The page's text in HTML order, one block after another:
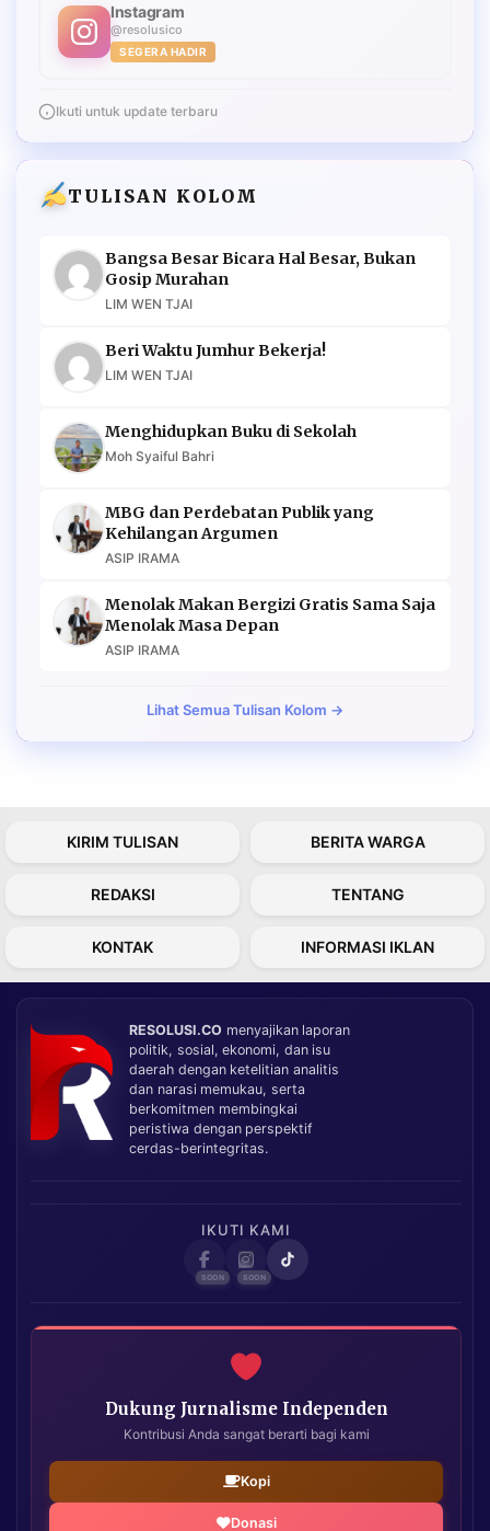
Instagram
@resolusico
SEGERA HADIR
Ikuti untuk update terbaru
TULISAN KOLOM
Bangsa Besar Bicara Hal Besar, Bukan
Gosip Murahan
LIM WEN TJAI
Beri Waktu Jumhur Bekerja!
LIM WEN TJAI
Menghidupkan Buku di Sekolah
Moh Syaiful Bahri
MBG dan Perdebatan Publik yang
Kehilangan Argumen
ASIP IRAMA
Menolak Makan Bergizi Gratis Sama Saja
Menolak Masa Depan
ASIP IRAMA
Lihat Semua Tulisan Kolom →
KIRIM TULISAN BERITA WARGA
REDAKSI TENTANG
KONTAK INFORMASI IKLAN
RESOLUSI.CO menyajikan laporan
politik, sosial, ekonomi, dan isu
daerah dengan ketelitian analitis
dan narasi memukau, serta
berkomitmen membingkai
peristiwa dengan perspektif
cerdas-berintegritas.
IKUTI KAMI
Dukung Jurnalisme Independen
Kontribusi Anda sangat berarti bagi kami
Kopi
Donasi